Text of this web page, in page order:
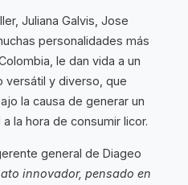
Juliana Galvis, Jose
personalidades más
le dan vida a un
versátil y diverso, que
la causa de generar un
la hora de consumir licor.
general de Diageo
innovador, pensado en